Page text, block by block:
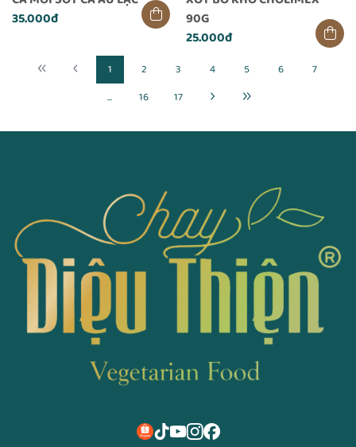
35.000đ
90G
25.000đ
1 2 3 4 5 6
7
...
16 17